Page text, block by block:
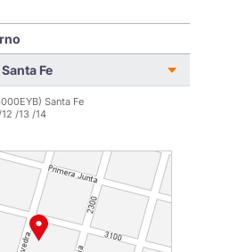
LEER MÁS >
Fe
Santa Fe
/13 /14